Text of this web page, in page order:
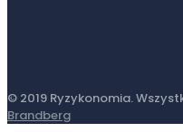
© 2019 Ryzykonomia.
Brandberg